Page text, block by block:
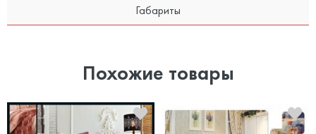
Габариты
Похожие товары